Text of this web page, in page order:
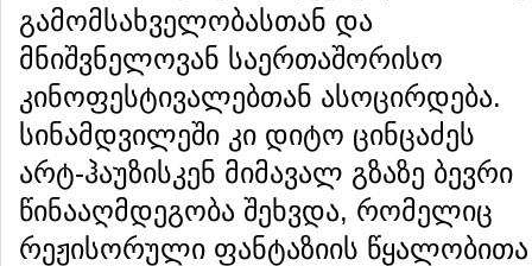
გამომსახველობასთან და
მნიშვნელოვან საერთაშორისო
კინოფესტივალებთან ასოცირდება.
სინამდვილეში კი დიტო ცინცაძეს
არტ-ჰაუზისკენ მიმავალ გზაზე ბევრი
წინააღმდეგობა შეხვდა, რომელიც
რეჟისორული ფანტაზიის წყალობითა